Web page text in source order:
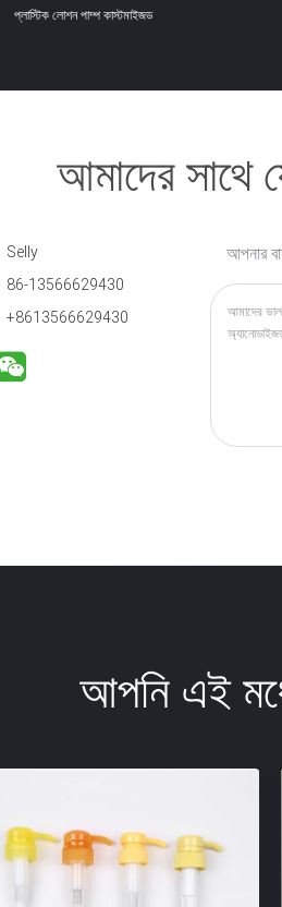
প্লাস্টিক লোশন পাম্প কাস্টমাইজড
আমাদের সাথে
Selly
86-13566629430
+8613566629430
আপনার
আপনি এই